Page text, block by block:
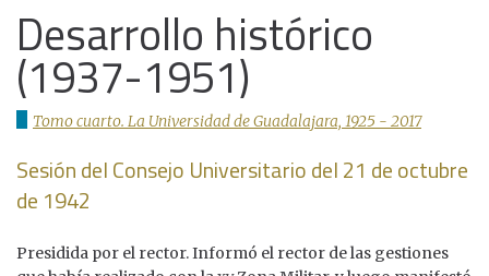
Galería
Documentos institucionales
Desarrollo histórico
(1937-1951)
Tomo cuarto. La Universidad de Guadalajara, 1925 - 2017
Sesión del Consejo Universitario del 21 de octubre
de 1942
Presidida por el rector. Informó el rector de las gestiones